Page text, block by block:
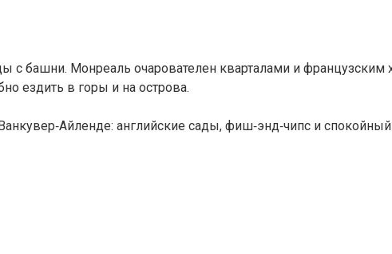
башни. Монреаль очарователен кварталами и французским
ездить в горы и на острова.
английские сады, фиш‑энд‑чипс и